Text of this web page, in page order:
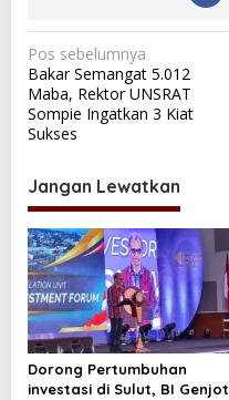
N
a
v
i
g
a
s
i
p
o
s
Pos sebelumnya
Bakar Semangat 5.012
Maba, Rektor UNSRAT
Sompie Ingatkan 3 Kiat
Sukses
Jangan Lewatkan
Dorong Pertumbuhan
investasi di Sulut, BI Genjot